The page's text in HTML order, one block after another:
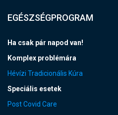
EGÉSZSÉGPROGRAM
Ha csak pár napod van!
Komplex problémára
Hévízi Tradicionális Kúra
Speciális esetek
Post Covid Care